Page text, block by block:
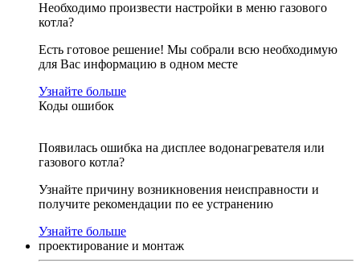
Необходимо произвести настройки в меню газового
котла?
Есть готовое решение! Мы собрали всю необходимую
для Вас информацию в одном месте
Узнайте больше
Коды ошибок
Появилась ошибка на дисплее водонагревателя или
газового котла?
Узнайте причину возникновения неисправности и
получите рекомендации по ее устранению
Узнайте больше
проектирование и монтаж